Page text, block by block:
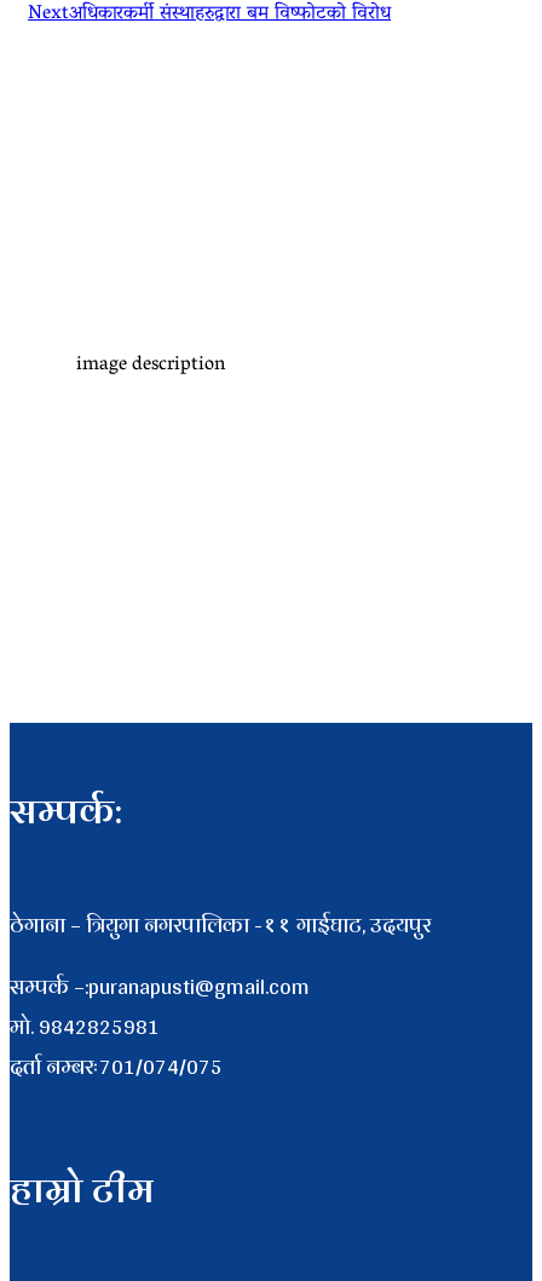
Nextअधिकारकर्मी संस्थाहरुद्वारा बम विष्फोटको विरोध
image description
सम्पर्क:
ठेगाना – त्रियुगा नगरपालिका -११ गाईघाट, उदयपुर
सम्पर्क –:puranapusti@gmail.com
माे. 9842825981
दर्ता नम्बरः701/074/075
हाम्रो टीम